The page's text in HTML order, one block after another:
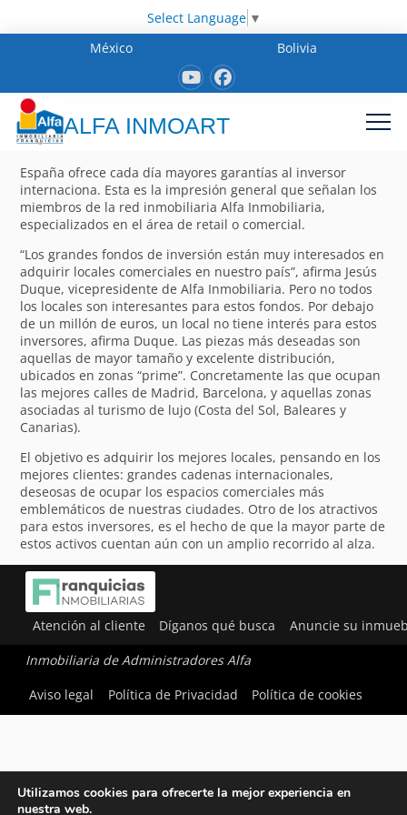
Select Language ▼
México
Bolivia
ALFA INMOART
España ofrece cada día mayores garantías al inversor
internaciona. Esta es la impresión general que señalan los
miembros de la red inmobiliaria Alfa Inmobiliaria,
especializados en el área de retail o comercial.
“Los grandes fondos de inversión están muy interesados en
adquirir locales comerciales en nuestro país”, afirma Jesús
Duque, vicepresidente de Alfa Inmobiliaria. Pero no todos
los locales son interesantes para estos fondos. Por debajo
de un millón de euros, un local no tiene interés para estos
inversores, afirma Duque. Las piezas más deseadas son
aquellas de mayor tamaño y excelente distribución,
ubicados en zonas “prime”. Concretamente las que ocupan
las mejores calles de Madrid, Barcelona, y aquellas zonas
asociadas al turismo de lujo (Costa del Sol, Baleares y
Canarias).
El objetivo es adquirir los mejores locales, pensando en los
mejores clientes: grandes cadenas internacionales,
deseosas de ocupar los espacios comerciales más
emblemáticos de nuestras ciudades. Otro de los atractivos
para estos inversores, es el hecho de que la mayor parte de
estos activos cuentan aún con un amplio recorrido al alza.
Atención al cliente Díganos qué busca Anuncie su
Inmobiliaria de Administradores Alfa
Aviso legal
Política de Privacidad Política de cookies
Utilizamos cookies para ofrecerte la mejor experiencia en
nuestra web.